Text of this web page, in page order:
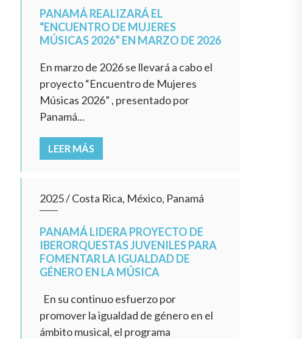
PANAMÁ REALIZARÁ EL
“ENCUENTRO DE MUJERES
MÚSICAS 2026” EN MARZO DE 2026
En marzo de 2026 se llevará a cabo el
proyecto “Encuentro de Mujeres
Músicas 2026” , presentado por
Panamá...
LEER MÁS
2025/Costa Rica, México, Panamá
PANAMÁ LIDERA PROYECTO DE
IBERORQUESTAS JUVENILES PARA
FOMENTAR LA IGUALDAD DE
GÉNERO EN LA MÚSICA
En su continuo esfuerzo por
promover la igualdad de género en el
ámbito musical, el programa